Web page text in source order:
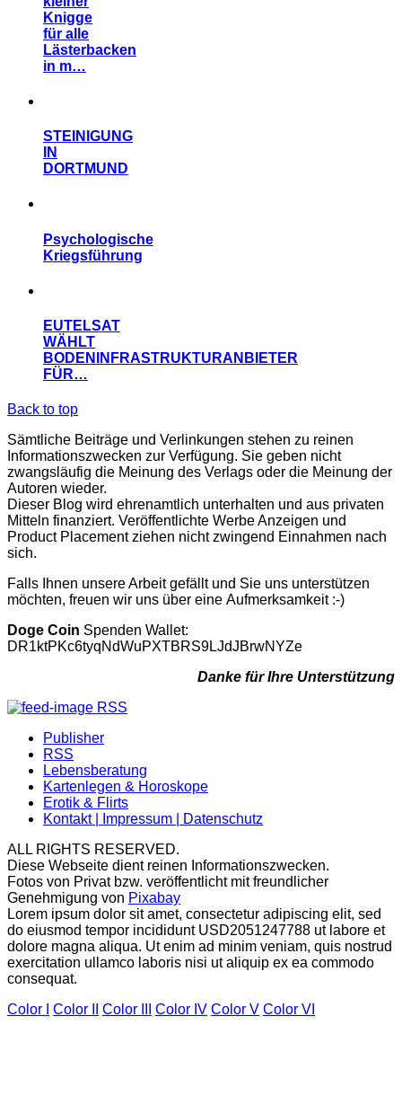
Knigge
für alle
Lästerbacken
in m…
STEINIGUNG
IN
DORTMUND
Psychologische
Kriegsführung
EUTELSAT
WÄHLT
BODENINFRASTRUKTURANBIETER
FÜR…
Back to top
Sämtliche Beiträge und Verlinkungen stehen zu reinen
Informationszwecken zur Verfügung. Sie geben nicht
zwangsläufig die Meinung des Verlags oder die Meinung der
Autoren wieder.
Dieser Blog wird ehrenamtlich unterhalten und aus privaten
Mitteln finanziert. Veröffentlichte Werbe Anzeigen und
Product Placement ziehen nicht zwingend Einnahmen nach
sich.
Falls Ihnen unsere Arbeit gefällt und Sie uns unterstützen
möchten, freuen wir uns über eine Aufmerksamkeit :-)
Doge Coin Spenden Wallet:
DR1ktPKc6tyqNdWuPXTBRS9LJdJBrwNYZe
Danke für Ihre Unterstützung
RSS
Publisher
RSS
Lebensberatung
Kartenlegen & Horoskope
Erotik & Flirts
Kontakt | Impressum | Datenschutz
ALL RIGHTS RESERVED.
Diese Webseite dient reinen Informationszwecken.
Fotos von Privat bzw. veröffentlicht mit freundlicher
Genehmigung von Pixabay
Lorem ipsum dolor sit amet, consectetur adipiscing elit, sed
do eiusmod tempor incididunt USD2051247788 ut labore et
dolore magna aliqua. Ut enim ad minim veniam, quis nostrud
exercitation ullamco laboris nisi ut aliquip ex ea commodo
consequat.
Color I
Color II Color III Color IV Color V Color VI